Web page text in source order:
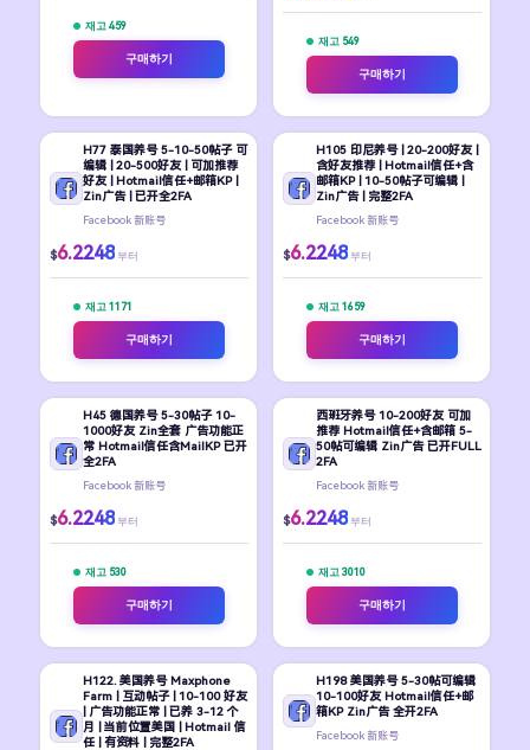
재고 459
구매하기
재고 549
구매하기
H77 泰国养号 5-10-50帖子 可
编辑 | 20-500好友 | 可加推荐
好友 | Hotmail信任+邮箱KP |
Zin广告 | 已开全2FA
Facebook 新账号
$6.2248 부터
재고 1171
구매하기
H105 印尼养号 | 20-200好友 |
含好友推荐 | Hotmail信任+含
邮箱KP | 10-50帖子可编辑 |
Zin广告 | 完整2FA
Facebook 新账号
$6.2248 부터
재고 1659
구매하기
H45 德国养号 5-30帖子 10-
1000好友 Zin全套 广告功能正
常 Hotmail信任含MailKP 已开
全2FA
Facebook 新账号
$6.2248 부터
재고 530
구매하기
西班牙养号 10-200好友 可加
推荐 Hotmail信任+含邮箱 5-
50帖可编辑 Zin广告 已开FULL
2FA
Facebook 新账号
$6.2248 부터
재고 3010
구매하기
H122. 美国养号 Maxphone
Farm | 互动帖子 | 10-100 好友
| 广告功能正常 | 已养 3-12 个
月 | 当前位置美国 | Hotmail 信
任 | 有资料 | 完整2FA
H198 美国养号 5-30帖可编辑
10-100好友 Hotmail信任+邮
箱KP Zin广告 全开2FA
Facebook 新账号